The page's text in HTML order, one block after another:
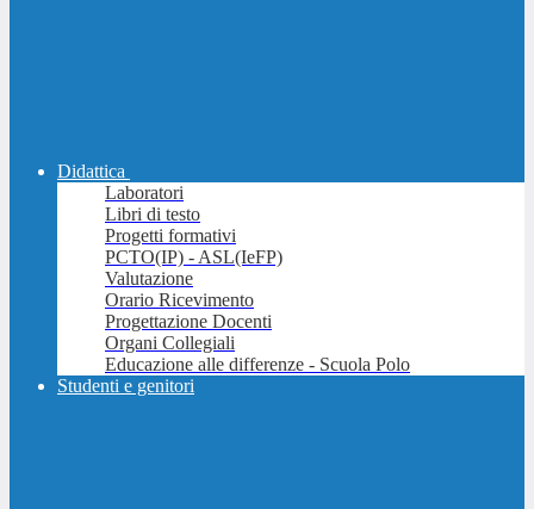
Didattica
Laboratori
Libri di testo
Progetti formativi
PCTO(IP) - ASL(IeFP)
Valutazione
Orario Ricevimento
Progettazione Docenti
Organi Collegiali
Educazione alle differenze - Scuola Polo
Studenti e genitori